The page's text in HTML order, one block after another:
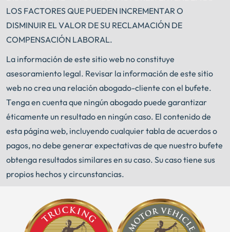
LOS FACTORES QUE PUEDEN INCREMENTAR O
DISMINUIR EL VALOR DE SU RECLAMACIÓN DE
COMPENSACIÓN LABORAL.
La información de este sitio web no constituye
asesoramiento legal. Revisar la información de este sitio
web no crea una relación abogado-cliente con el bufete.
Tenga en cuenta que ningún abogado puede garantizar
éticamente un resultado en ningún caso. El contenido de
esta página web, incluyendo cualquier tabla de acuerdos o
pagos, no debe generar expectativas de que nuestro bufete
obtenga resultados similares en su caso. Su caso tiene sus
propios hechos y circunstancias.